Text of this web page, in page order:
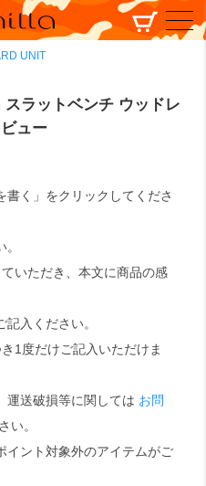
UNIT
検索
ラットベンチ ウッドレ
ュー
く」をクリックしてくださ
いただき、本文に商品の感
入ください。
1度だけご記入いただけま
送破損等に関しては お問
い。
ント対象外のアイテムがご